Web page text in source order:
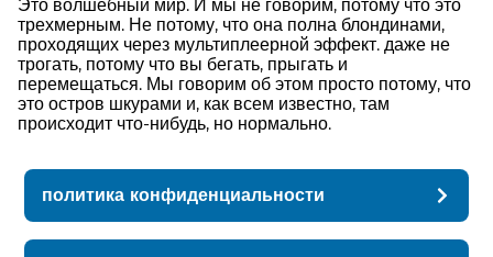
Это волшебный мир. И мы не говорим, потому что это
трехмерным. Не потому, что она полна блондинами,
проходящих через мультиплеерной эффект. даже не
трогать, потому что вы бегать, прыгать и
перемещаться. Мы говорим об этом просто потому, что
это остров шкурами и, как всем известно, там
происходит что-нибудь, но нормально.
политика конфиденциальности